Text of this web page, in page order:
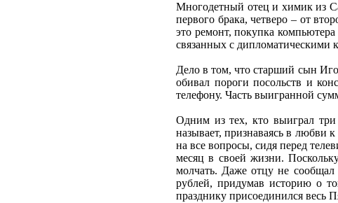
Многодетный отец и химик из
первого брака, четверо – от
это ремонт, покупка
связанных с дипломатическими
Дело в том, что старший сын
обивал пороги посольств и
телефону. Часть выигранной
Одним из тех, кто выиграл
называет, признаваясь в любви
на все вопросы, сидя перед
месяц в своей жизни.
молчать. Даже отцу не
рублей, придумав историю о
празднику присоединился весь